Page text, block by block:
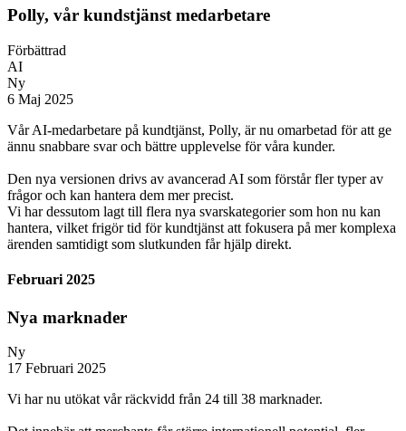
Polly, vår kundstjänst medarbetare
Förbättrad
AI
Ny
6 Maj 2025
Vår AI-medarbetare på kundtjänst, Polly, är nu omarbetad för att ge
ännu snabbare svar och bättre upplevelse för våra kunder.
Den nya versionen drivs av avancerad AI som förstår fler typer av
frågor och kan hantera dem mer precist.
Vi har dessutom lagt till flera nya svarskategorier som hon nu kan
hantera, vilket frigör tid för kundtjänst att fokusera på mer komplexa
ärenden samtidigt som slutkunden får hjälp direkt.
Februari 2025
Nya marknader
Ny
17 Februari 2025
Vi har nu utökat vår räckvidd från 24 till 38 marknader.